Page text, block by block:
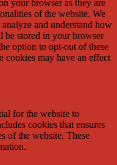
your browser as they are
of the website. We
and understand how
be stored in your browser
option to opt-out of these
cookies may have an effect
for the website to
cookies that ensures
of the website. These